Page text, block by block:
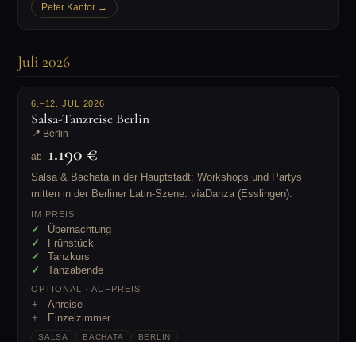
Peter Kantor →
Juli 2026
6.–12. JUL 2026
Salsa-Tanzreise Berlin
📍 Berlin
ab 1.190 €
Salsa & Bachata in der Hauptstadt: Workshops und Partys
mitten in der Berliner Latin-Szene. víaDanza (Esslingen).
IM PREIS
Übernachtung
Frühstück
Tanzkurs
Tanzabende
OPTIONAL · AUFPREIS
Anreise
Einzelzimmer
SALSA BACHATA BERLIN